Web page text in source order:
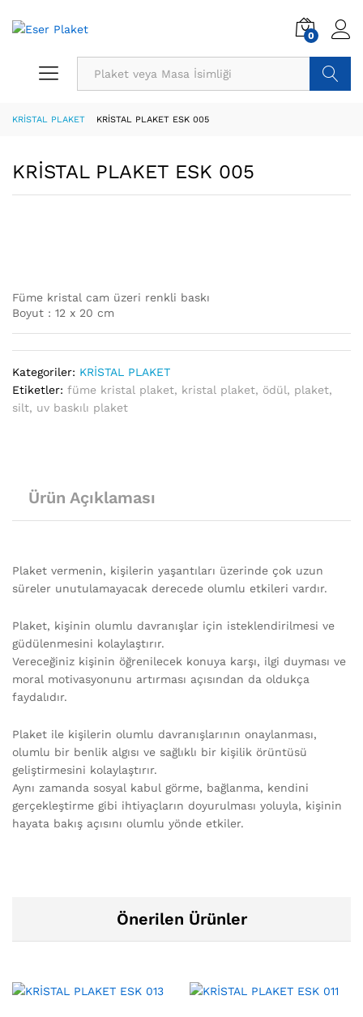
0
KRİSTAL PLAKET KRİSTAL PLAKET ESK 005
KRİSTAL PLAKET ESK 005
Füme kristal cam üzeri renkli baskı
Boyut : 12 x 20 cm
Kategoriler: KRİSTAL PLAKET
Etiketler: füme kristal plaket, kristal plaket, ödül, plaket,
silt, uv baskılı plaket
Ürün Açıklaması
Plaket vermenin, kişilerin yaşantıları üzerinde çok uzun
süreler unutulamayacak derecede olumlu etkileri vardır.
Plaket, kişinin olumlu davranışlar için isteklendirilmesi ve
güdülenmesini kolaylaştırır.
Vereceğiniz kişinin öğrenilecek konuya karşı, ilgi duyması ve
moral motivasyonunu artırması açısından da oldukça
faydalıdır.
Plaket ile kişilerin olumlu davranışlarının onaylanması,
olumlu bir benlik algısı ve sağlıklı bir kişilik örüntüsü
geliştirmesini kolaylaştırır.
Aynı zamanda sosyal kabul görme, bağlanma, kendini
gerçekleştirme gibi ihtiyaçların doyurulması yoluyla, kişinin
hayata bakış açısını olumlu yönde etkiler.
Önerilen Ürünler